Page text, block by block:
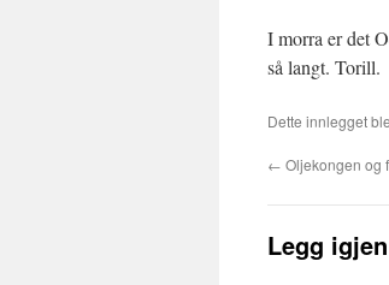
I morra er det
så langt. Torill.
Dette innlegget
← Oljekongen og
Legg